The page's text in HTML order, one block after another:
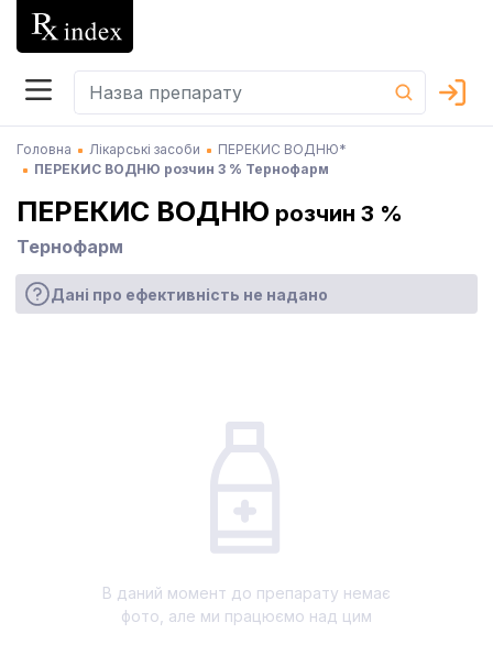
Головна Лікарські засоби
ПЕРЕКИС ВОДНЮ*
ПЕРЕКИС ВОДНЮ розчин 3 % Тернофарм
ПЕРЕКИС ВОДНЮ розчин 3 %
Тернофарм
Дані про ефективність не надано
В даний момент до препарату немає
фото, але ми працюємо над цим